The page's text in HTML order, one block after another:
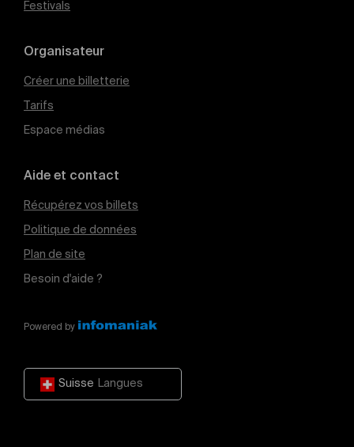
Festivals
Organisateur
Créer une billetterie
Tarifs
Espace médias
Aide et contact
Récupérez vos billets
Politique de données
Plan de site
Besoin d'aide ?
Powered by
Suisse Langues